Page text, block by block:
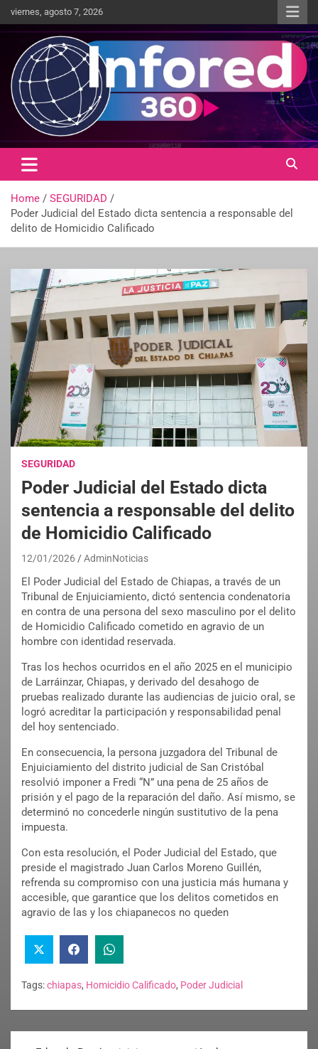
viernes, agosto 7, 2026
infored360.mx
Un giro en la información
Home
SEGURIDAD
Poder Judicial del Estado dicta sentencia a responsable del
delito de Homicidio Calificado
SEGURIDAD
Poder Judicial del Estado dicta
sentencia a responsable del delito
de Homicidio Calificado
12/01/2026 AdminNoticias
El Poder Judicial del Estado de Chiapas, a través de un
Tribunal de Enjuiciamiento, dictó sentencia condenatoria
en contra de una persona del sexo masculino por el delito
de Homicidio Calificado cometido en agravio de un
hombre con identidad reservada.
Tras los hechos ocurridos en el año 2025 en el municipio
de Larráinzar, Chiapas, y derivado del desahogo de
pruebas realizado durante las audiencias de juicio oral, se
logró acreditar la participación y responsabilidad penal
del hoy sentenciado.
En consecuencia, la persona juzgadora del Tribunal de
Enjuiciamiento del distrito judicial de San Cristóbal
resolvió imponer a Fredi “N” una pena de 25 años de
prisión y el pago de la reparación del daño. Así mismo, se
determinó no concederle ningún sustitutivo de la pena
impuesta.
Con esta resolución, el Poder Judicial del Estado, que
preside el magistrado Juan Carlos Moreno Guillén,
refrenda su compromiso con una justicia más humana y
accesible, que garantice que los delitos cometidos en
agravio de las y los chiapanecos no queden
Tags:chiapas, Homicidio Calificado, Poder Judicial